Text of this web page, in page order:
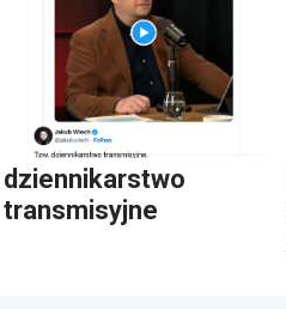
dziennikarstwo
transmisyjne